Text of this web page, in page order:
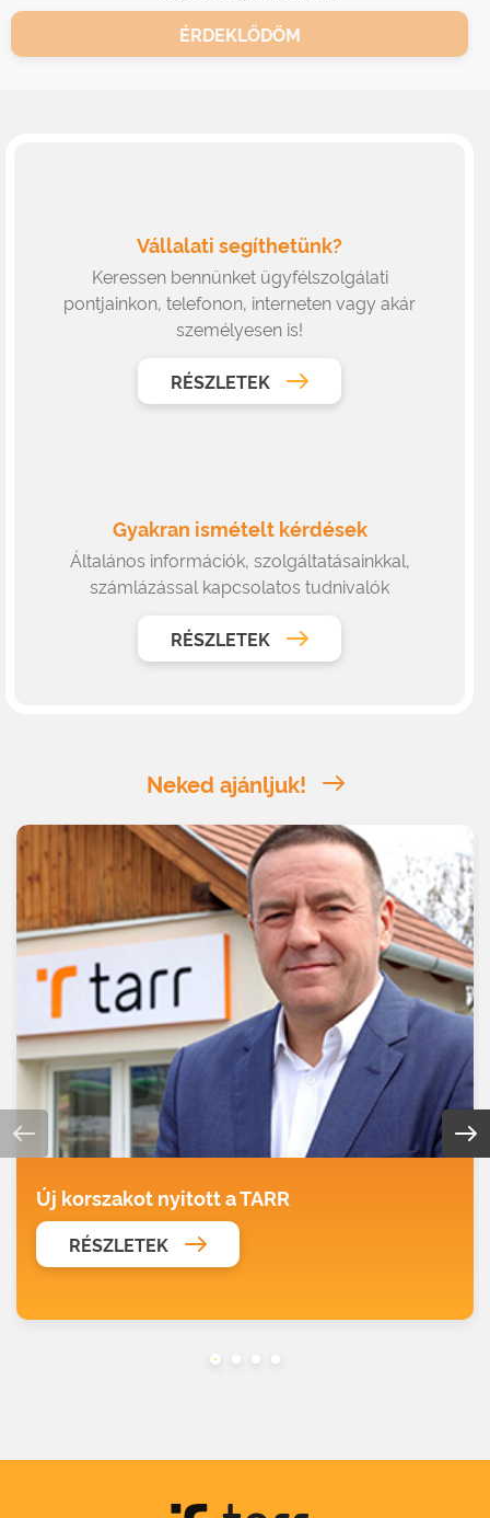
ÉRDEKLŐDÖM
Vállalati segíthetünk?
Keressen bennünket ügyfélszolgálati
pontjainkon, telefonon, interneten vagy akár
személyesen is!
RÉSZLETEK
Gyakran ismételt kérdések
Általános információk, szolgáltatásainkkal,
számlázással kapcsolatos tudnivalók
RÉSZLETEK
Neked ajánljuk!
Új korszakot nyitott a TARR
RÉSZLETEK